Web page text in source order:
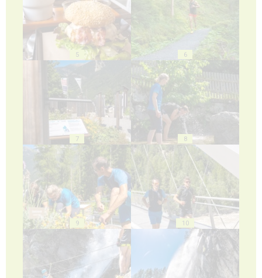
5 6
7 8
9 10